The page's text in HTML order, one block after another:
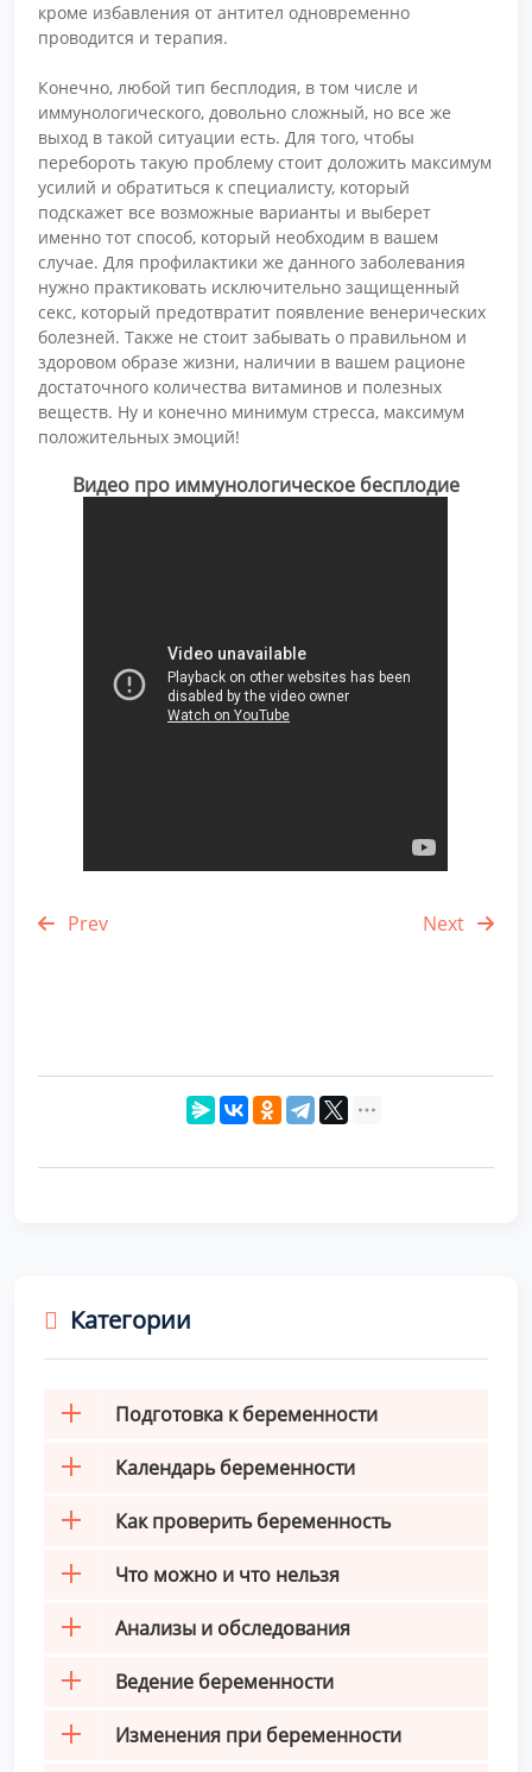
кроме избавления от антител одновременно
проводится и терапия.
Конечно, любой тип бесплодия, в том числе и
иммунологического, довольно сложный, но все же
выход в такой ситуации есть. Для того, чтобы
перебороть такую проблему стоит доложить максимум
усилий и обратиться к специалисту, который
подскажет все возможные варианты и выберет
именно тот способ, который необходим в вашем
случае. Для профилактики же данного заболевания
нужно практиковать исключительно защищенный
секс, который предотвратит появление венерических
болезней. Также не стоит забывать о правильном и
здоровом образе жизни, наличии в вашем рационе
достаточного количества витаминов и полезных
веществ. Ну и конечно минимум стресса, максимум
положительных эмоций!
Видео про иммунологическое бесплодие
Prev Next
Категории
Подготовка к беременности
Календарь беременности
Как проверить беременность
Что можно и что нельзя
Анализы и обследования
Ведение беременности
Изменения при беременности